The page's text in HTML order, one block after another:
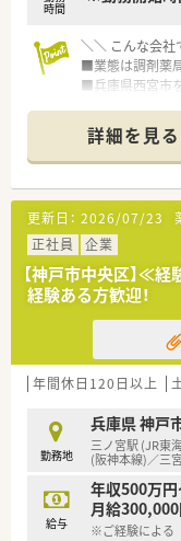
時間
＼＼ こんな会社
■業態は調剤薬
■兵庫県西宮市
＼＼ こんな店舗
■神戸市中央区
アクセス良好
■主な応需処方は
数は90～110枚/
※時期や状況に
＼ こんな求人で
■クリニック開局
■お人柄重視の
■土日や夜のご
詳細を見る
更新日： 2026/07/23
正社員
企業
【神戸市中央区】≪
経験ある方歓迎！
年間休日120日以上
勤務地
兵庫県 神戸
三ノ宮駅 (JR東
(阪神本線)／三
給与
年収500万
月給
※ご経験による